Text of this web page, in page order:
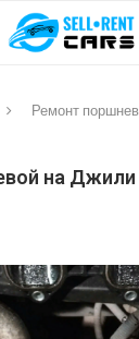
Ремонт
на Джили